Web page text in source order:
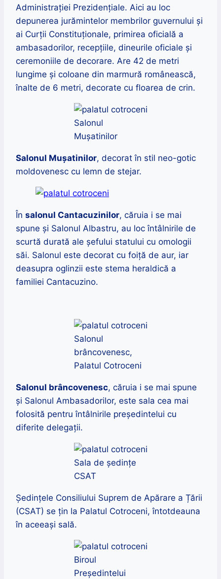
Administrației Prezidențiale. Aici au loc
depunerea jurămintelor membrilor guvernului și
ai Curții Constituționale, primirea oficială a
ambasadorilor, recepțiile, dineurile oficiale şi
ceremoniile de decorare. Are 42 de metri
lungime și coloane din marmură românească,
înalte de 6 metri, decorate cu floarea de crin.
Salonul
Mușatinilor
Salonul Muşatinilor, decorat în stil neo-gotic
moldovenesc cu lemn de stejar.
În salonul Cantacuzinilor, căruia i se mai
spune și Salonul Albastru, au loc întâlnirile de
scurtă durată ale şefului statului cu omologii
săi. Salonul este decorat cu foiţă de aur, iar
deasupra oglinzii este stema heraldică a
familiei Cantacuzino.
Salonul
brâncovenesc,
Palatul Cotroceni
Salonul brâncovenesc, căruia i se mai spune
și Salonul Ambasadorilor, este sala cea mai
folosită pentru întâlnirile preşedintelui cu
diferite delegaţii.
Sala de ședințe
CSAT
Ședințele Consiliului Suprem de Apărare a Țării
(CSAT) se țin la Palatul Cotroceni, întotdeauna
în aceeași sală.
Biroul
Președintelui